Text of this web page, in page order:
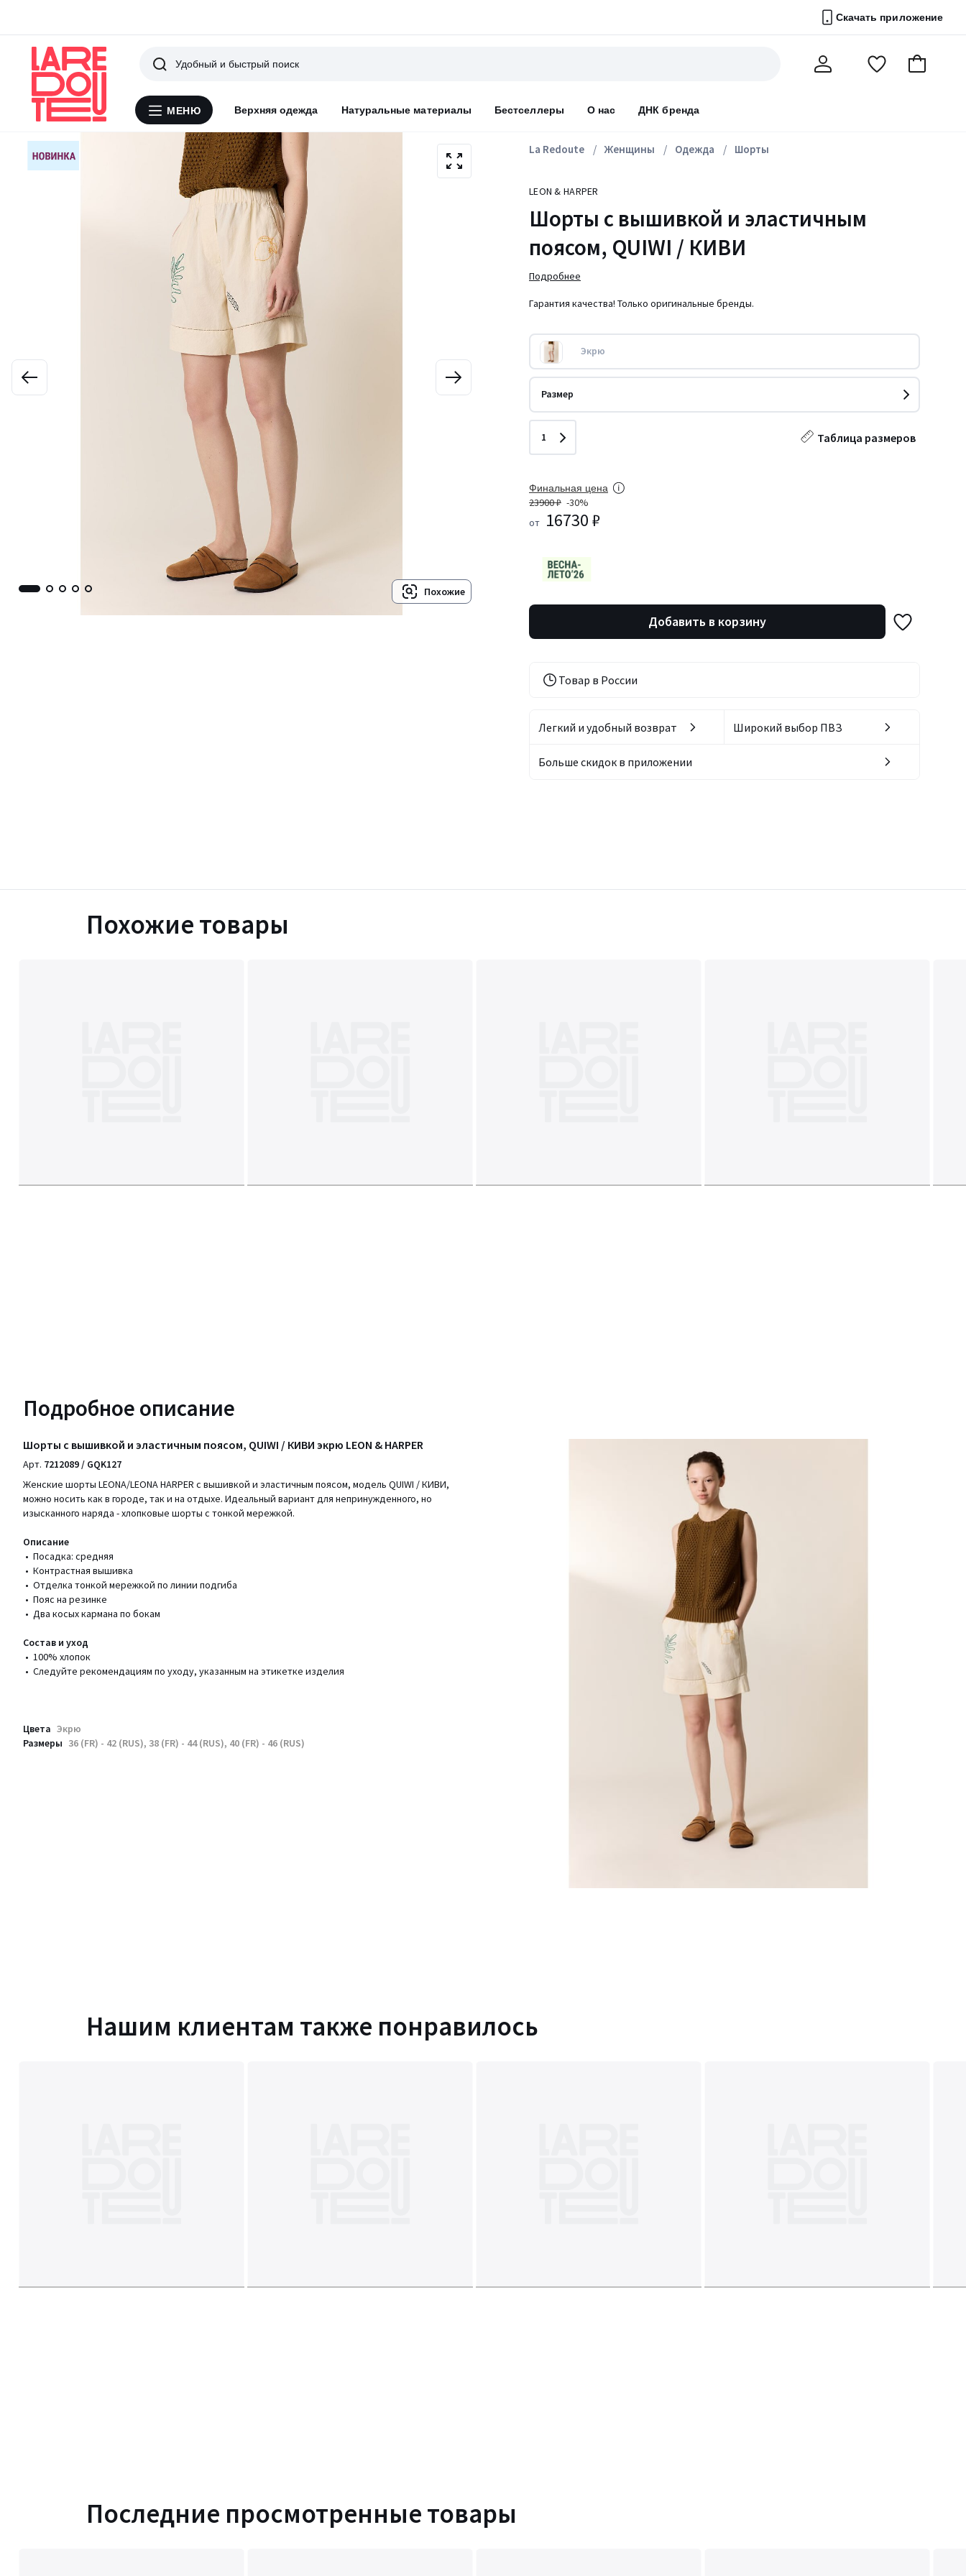
Скачать приложение
Redoute
Меню
МЕНЮ Верхняя одежда Натуральные материалы Бестселлеры О нас ДНК бренда
Поиск
ПерейтиВ
Похожие
La Redoute Женщины Одежда Шорты
LEON & HARPER
Шорты с вышивкой и эластичным
поясом, QUIWI / КИВИ
Подробнее
Гарантия качества! Только оригинальные бренды.
Экрю
Размер
Таблица размеров
Количество
1
Финальная цена
23900 ₽ -30%
от 16730 ₽
Добавить в корзину
Товар в России
Легкий и удобный возврат Широкий выбор ПВЗ
Больше скидок в приложении
Похожие товары
Подробное описание
Шорты с вышивкой и эластичным поясом, QUIWI / КИВИ экрю LEON & HARPER
Арт. 7212089 / GQK127
Женские шорты LEONA/LEONA HARPER с вышивкой и эластичным поясом, модель QUIWI / КИВИ,
можно носить как в городе, так и на отдыхе. Идеальный вариант для непринужденного, но
изысканного наряда - хлопковые шорты с тонкой мережкой.
Описание
• Посадка: средняя
• Контрастная вышивка
• Отделка тонкой мережкой по линии подгиба
• Пояс на резинке
• Два косых кармана по бокам
Состав и уход
• 100% хлопок
• Следуйте рекомендациям по уходу, указанным на этикетке изделия
Цвета Экрю
Размеры 36 (FR) - 42 (RUS), 38 (FR) - 44 (RUS), 40 (FR) - 46 (RUS)
Нашим клиентам также понравилось
Последние просмотренные товары